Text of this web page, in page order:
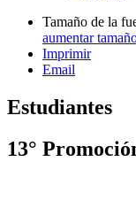
Tamaño de la
aumentar
Imprimir
Email
Estudiantes
13°